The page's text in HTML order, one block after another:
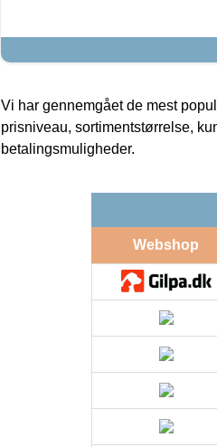
Vi har gennemgået de mest
prisniveau, sortimentstørrelse,
betalingsmuligheder.
Webshop